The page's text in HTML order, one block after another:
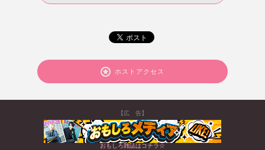
ホストアクセス
【広 告】
おもしろ雑誌はコチラ☆